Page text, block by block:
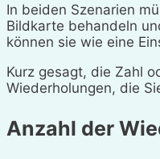
In beiden Szenarien
Bildkarte behandeln
können sie wie eine
Kurz gesagt, die Zahl
Wiederholungen, die
Anzahl der